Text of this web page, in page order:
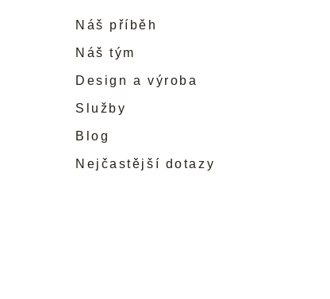
Náš příběh
Náš tým
Design a výroba
Služby
Blog
Nejčastější dotazy